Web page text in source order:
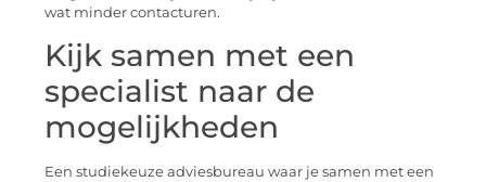
wat minder contacturen.
Kijk samen met een
specialist naar de
mogelijkheden
Een studiekeuze adviesbureau waar je samen met een